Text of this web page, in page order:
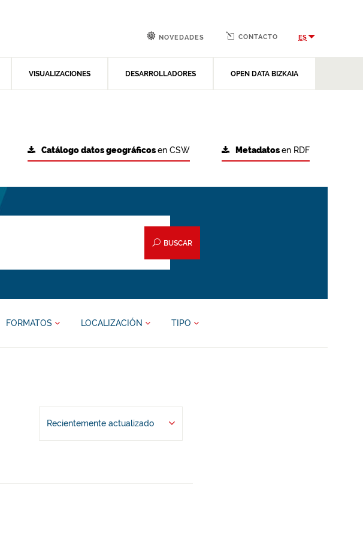
VISUALIZACIONES DESARROLLADORES OPEN DATA BIZKAIA
NOVEDADES CONTACTO ES
Metadatosen RDF
Catálogo datos geográficosen CSW
BUSCAR
FORMATOS LOCALIZACIÓN TIPO
Recientemente actualizado